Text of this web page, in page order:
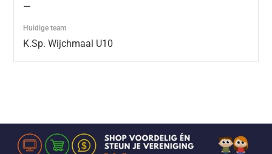
—
Huidige team
K.Sp. Wijchmaal U10